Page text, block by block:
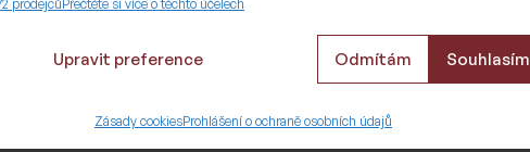
zařízení na základě automaticky přenášených informací.
bezpečnosti, předcházení a zjišťování
reklamy a obsahu, Ukládání a sdělování
prodejcůPřečtěte si více o těchto účelech
Souhlasím
Odmítám
Upravit preference
Zásady cookiesProhlášení o ochraně osobních údajů